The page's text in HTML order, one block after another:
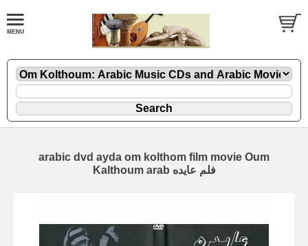
arabic dvd ayda om kolthom film movie Oum
Kalthoum arab فلم عايده